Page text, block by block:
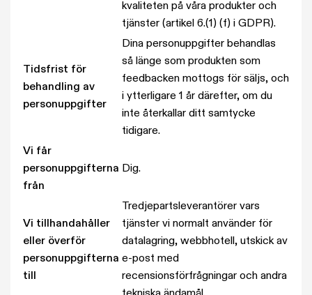
kvaliteten på våra produkter och
tjänster (artikel 6.(1) (f) i GDPR).
Tidsfrist för
behandling av
personuppgifter
Dina personuppgifter behandlas
så länge som produkten som
feedbacken mottogs för säljs, och
i ytterligare 1 år därefter, om du
inte återkallar ditt samtycke
tidigare.
Vi får
personuppgifterna
från
Dig.
Vi tillhandahåller
eller överför
personuppgifterna
till
Tredjepartsleverantörer vars
tjänster vi normalt använder för
datalagring, webbhotell, utskick av
e-post med
recensionsförfrågningar och andra